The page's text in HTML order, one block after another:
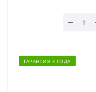
ГАРАНТИЯ 3 ГОДА